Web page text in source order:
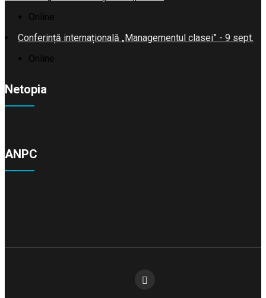
Online
Conferință internațională „Managementul clasei” - 9 sept.
Online
Netopia
ANPC